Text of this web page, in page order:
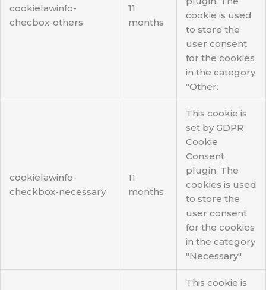
cookielawinfo-
checbox-others
11
months
cookie is used
to store the
user consent
for the cookies
in the category
"Other.
cookielawinfo-
checkbox-necessary
11
months
This cookie is
set by GDPR
Cookie
Consent
plugin. The
cookies is used
to store the
user consent
for the cookies
in the category
"Necessary".
This cookie is